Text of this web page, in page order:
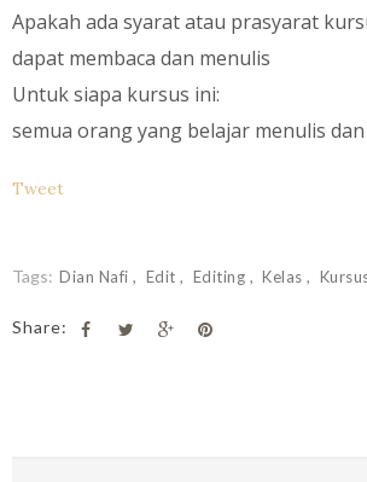
Apakah ada syarat atau prasyarat
dapat membaca dan menulis
Untuk siapa kursus ini:
semua orang yang belajar menulis
Tweet
Tags: Dian Nafi Edit Editing Kelas
Share: